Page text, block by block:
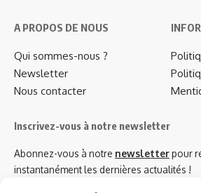
A PROPOS DE NOUS
Qui sommes-nous ?
Newsletter
Nous contacter
Inscrivez-vous à notre newsletter
Abonnez-vous à notre newsletterpour
instantanément les dernières actualités !